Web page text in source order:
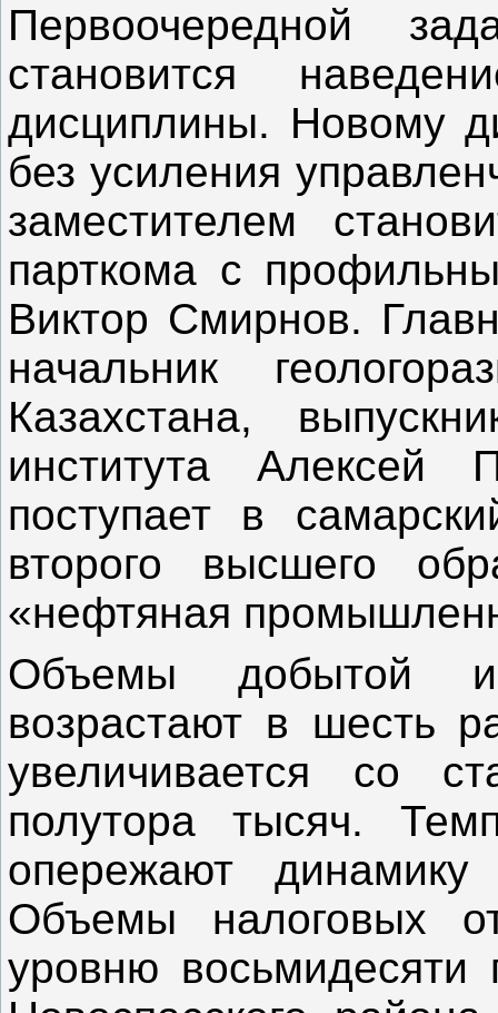
Первоочередной
становится
дисциплины. Новому
без усиления
заместителем
парткома с
Виктор Смирнов.
начальник
Казахстана,
института Алексей
поступает в
второго высшего
«нефтяная
Объемы добытой и
возрастают в шесть
увеличивается со
полутора тысяч.
опережают динамику
Объемы налоговых
уровню восьмидесяти